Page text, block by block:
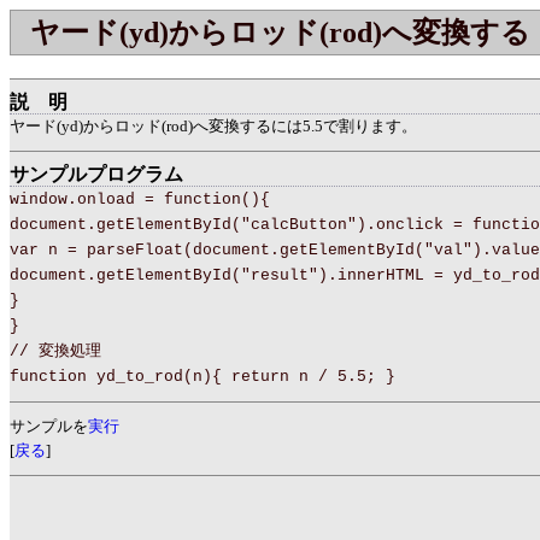
ヤード(yd)からロッド(rod)へ変換する
説明
ヤード(yd)からロッド(rod)へ変換するには5.5で割ります。
サンプルプログラム
window.onload = function(){
document.getElementById("calcButton").onclick =
var n =
document.getElementById("result").innerHTML =
}
}
// 変換処理
function yd_to_rod(n){ return n / 5.5; }
サンプルを実行
[戻る]